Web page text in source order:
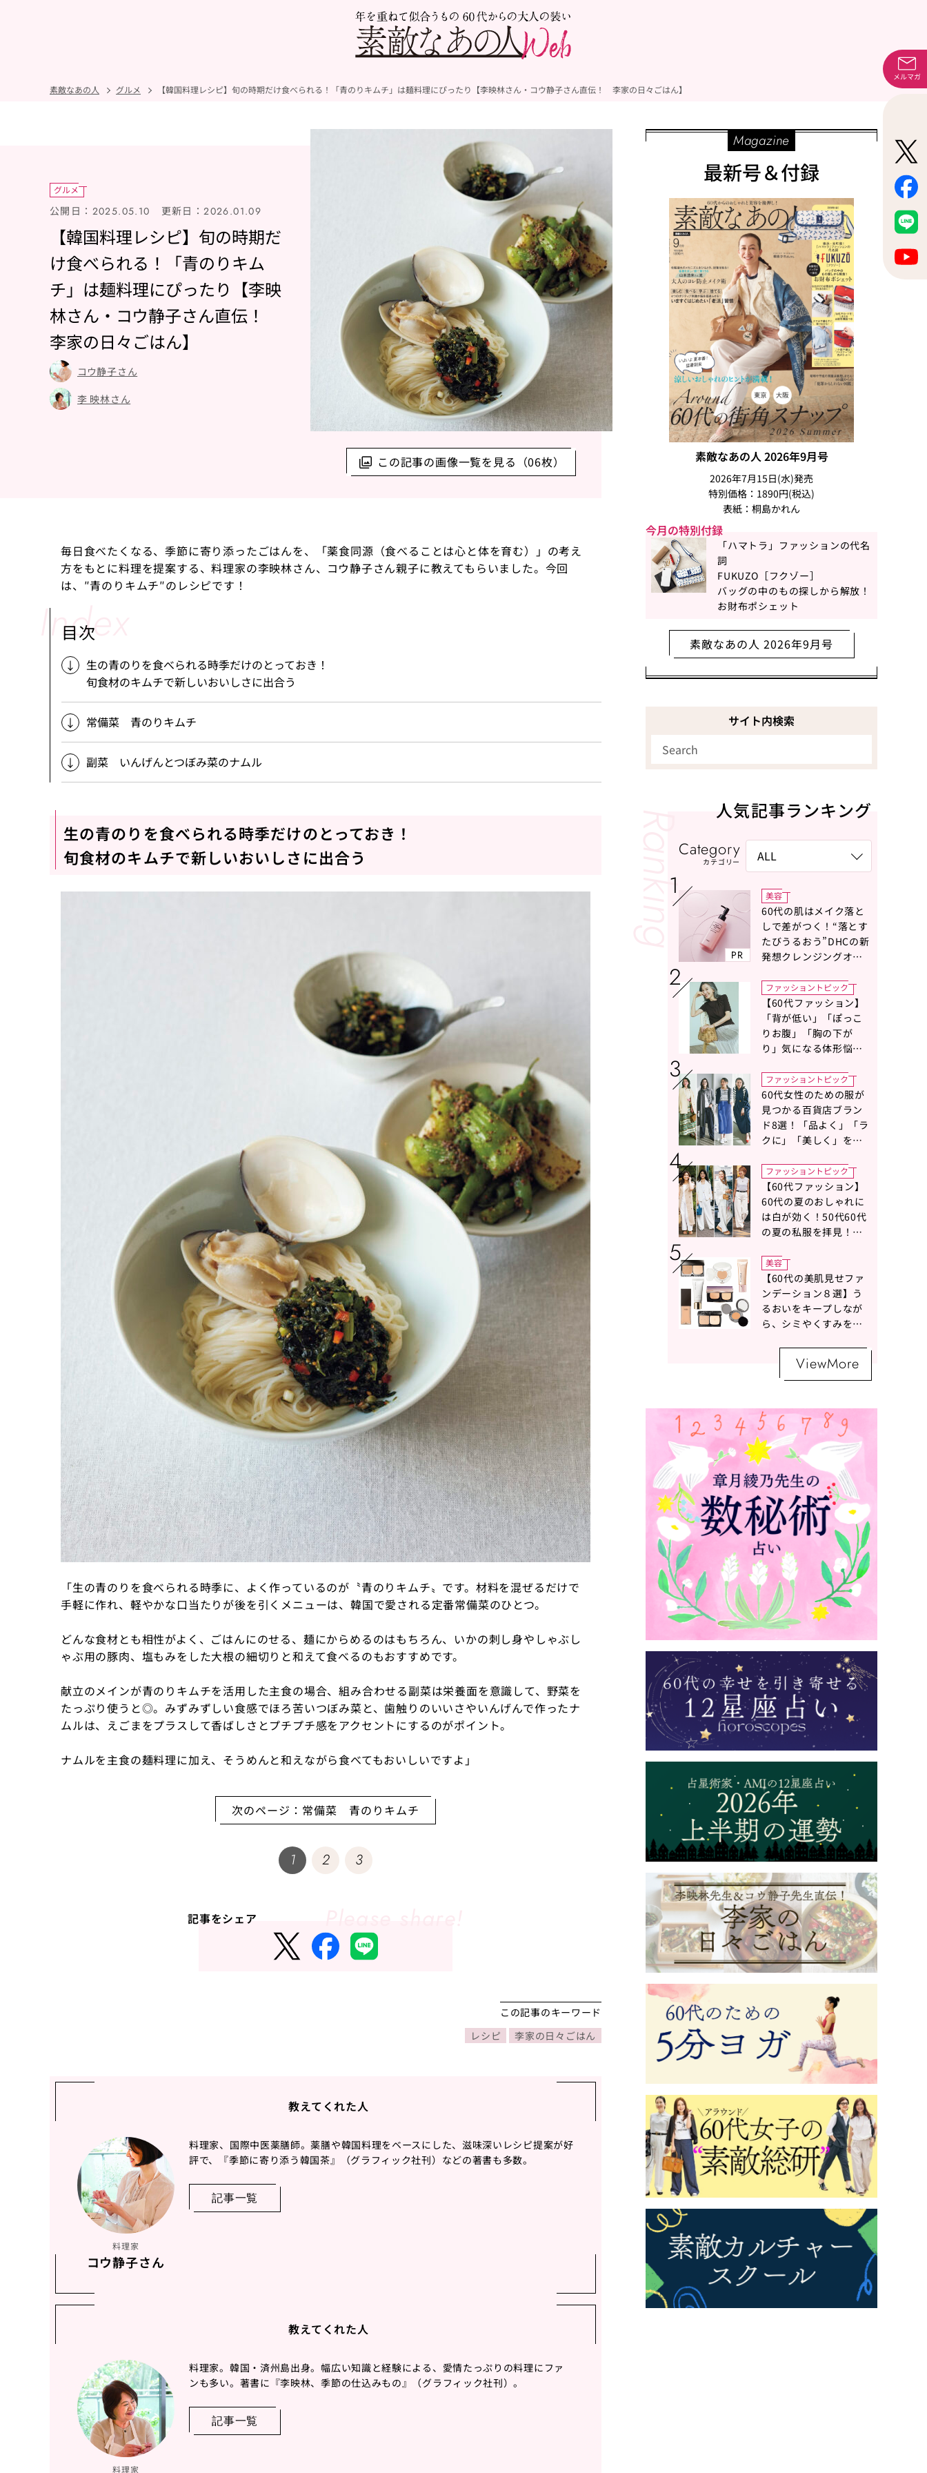
素敵なあの人 グルメ 【韓国料理レシピ】旬の時期だけ食べられる！「青のりキムチ」は麺料理にぴったり【李映林さん・コウ静子さん直伝！ 李家の日々ごはん】
この記事の画像一覧を見る（06枚）
グルメ
公開日： 2025.05.10 更新日：2026.01.09
【韓国料理レシピ】旬の時期だ
け食べられる！「青のりキム
チ」は麺料理にぴったり【李映
林さん・コウ静子さん直伝！
李家の日々ごはん】
コウ静子さん
李 映林さん
毎日食べたくなる、季節に寄り添ったごはんを、「薬食同源（食べることは心と体を育む）」の考え
方をもとに料理を提案する、料理家の李映林さん、コウ静子さん親子に教えてもらいました。今回
は、″青のりキムチ″のレシピです！
目次
生の青のりを食べられる時季だけのとっておき！
旬食材のキムチで新しいおいしさに出合う
常備菜 青のりキムチ
副菜 いんげんとつぼみ菜のナムル
生の青のりを食べられる時季だけのとっておき！
旬食材のキムチで新しいおいしさに出合う
「生の青のりを食べられる時季に、よく作っているのが〝青のりキムチ〟です。材料を混ぜるだけで
手軽に作れ、軽やかな口当たりが後を引くメニューは、韓国で愛される定番常備菜のひとつ。
どんな食材とも相性がよく、ごはんにのせる、麺にからめるのはもちろん、いかの刺し身やしゃぶし
ゃぶ用の豚肉、塩もみをした大根の細切りと和えて食べるのもおすすめです。
献立のメインが青のりキムチを活用した主食の場合、組み合わせる副菜は栄養面を意識して、野菜を
たっぷり使うと◎。みずみずしい食感でほろ苦いつぼみ菜と、歯触りのいいさやいんげんで作ったナ
ムルは、えごまをプラスして香ばしさとプチプチ感をアクセントにするのがポイント。
ナムルを主食の麺料理に加え、そうめんと和えながら食べてもおいしいですよ」
次のページ：常備菜 青のりキムチ
1 2 3
記事をシェア
この記事のキーワード
レシピ
李家の日々ごはん
教えてくれた人
料理家
コウ静子さん
料理家、国際中医薬膳師。薬膳や韓国料理をベースにした、滋味深いレシピ提案が好
評で、『季節に寄り添う韓国茶』（グラフィック社刊）などの著書も多数。
記事一覧
教えてくれた人
料理家
料理家。韓国・済州島出身。幅広い知識と経験による、愛情たっぷりの料理にファ
ンも多い。著書に『李映林、季節の仕込みもの』（グラフィック社刊）。
記事一覧
Magazine
最新号＆付録
素敵なあの人 2026年9月号
2026年7月15日(水)発売
特別価格：1890円(税込)
表紙：桐島かれん
今月の特別付録
「ハマトラ」ファッションの代名
詞
FUKUZO［フクゾー］
バッグの中のもの探しから解放！
お財布ポシェット
素敵なあの人 2026年9月号
サイト内検索
人気記事ランキング
Category
カテゴリー
PR
美容
60代の肌はメイク落と
しで差がつく！“落とす
たびうるおう”DHCの新
発想クレンジングオイ
ファッショントピック
【60代ファッション】
「背が低い」「ぽっこ
りお腹」「胸の下が
り」気になる体形悩み
の選び方〉をスタイリ
スト地曳いく子さんが
アドバイス！
ファッショントピック
60代女性のための服が
見つかる百貨店ブラン
ド8選！「品よく」「ラ
クに」「美しく」を叶
ファッショントピック
【60代ファッション】
60代の夏のおしゃれに
は白が効く！50代60代
の夏の私服を拝見！白
の魔術】
美容
【60代の美肌見せファ
ンデーション８選】う
るおいをキープしなが
ら、シミやくすみをナ
ViewMore
メルマガ